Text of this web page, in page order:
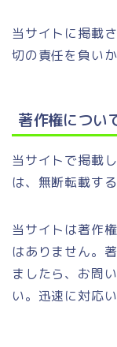
当サイトに掲載
切の責任を負い
著作権につい
当サイトで掲載
は、無断転載す
当サイトは著作
はありません。
ましたら、お問
い。迅速に対応